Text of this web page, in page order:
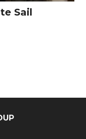
Sail